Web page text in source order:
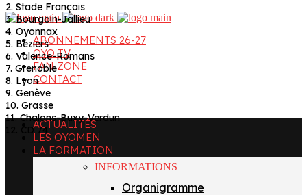
ABONNEMENTS 26-27
OYO TV
FAN ZONE
CONTACT
ACTUALITÉS
LES OYOMEN
LA FORMATION
INFORMATIONS
Organigramme
2. Stade Français
3. Bourgoin-Jallieu
4. Oyonnax
5. Béziers
6. Valence-Romans
7. Grenoble
8. Lyon
9. Genève
10. Grasse
11. Chalons-Buxy-Verdun
12. CD 74